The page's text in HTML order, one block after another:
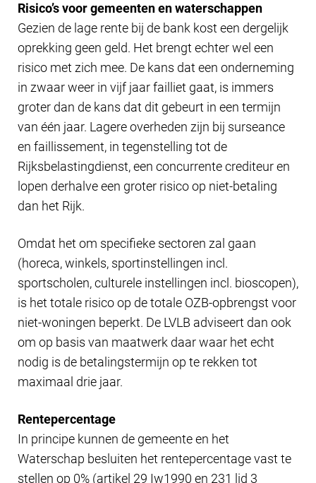
Risico’s voor gemeenten en waterschappen
Gezien de lage rente bij de bank kost een dergelijk
oprekking geen geld. Het brengt echter wel een
risico met zich mee. De kans dat een onderneming
in zwaar weer in vijf jaar failliet gaat, is immers
groter dan de kans dat dit gebeurt in een termijn
van één jaar. Lagere overheden zijn bij surseance
en faillissement, in tegenstelling tot de
Rijksbelastingdienst, een concurrente crediteur en
lopen derhalve een groter risico op niet-betaling
dan het Rijk.
Omdat het om specifieke sectoren zal gaan
(horeca, winkels, sportinstellingen incl.
sportscholen, culturele instellingen incl. bioscopen),
is het totale risico op de totale OZB-opbrengst voor
niet-woningen beperkt. De LVLB adviseert dan ook
om op basis van maatwerk daar waar het echt
nodig is de betalingstermijn op te rekken tot
maximaal drie jaar.
Rentepercentage
In principe kunnen de gemeente en het
Waterschap besluiten het rentepercentage vast te
stellen op 0% (artikel 29 Iw1990 en 231 lid 3